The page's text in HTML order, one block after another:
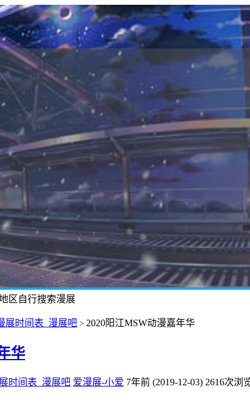
区自行搜索漫展
展时间表_漫展吧 > 2020阳江MSW动漫嘉年华
华
时间表_漫展吧 爱漫展-小爱 7年前 (2019-12-03) 2616次浏